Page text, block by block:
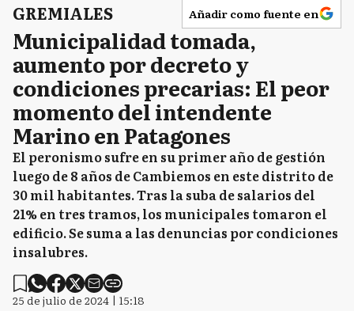
GREMIALES Añadir como fuente en
Municipalidad tomada,
aumento por decreto y
condiciones precarias: El peor
momento del intendente
Marino en Patagones
El peronismo sufre en su primer año de gestión
luego de 8 años de Cambiemos en este distrito de
30 mil habitantes. Tras la suba de salarios del
21% en tres tramos, los municipales tomaron el
edificio. Se suma a las denuncias por condiciones
insalubres.
25 de julio de 2024 | 15:18